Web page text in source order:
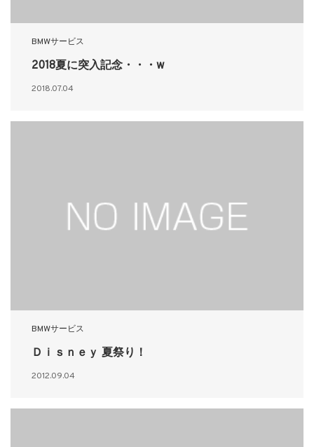
BMWサービス
2018夏に突入記念・・・w
2018.07.04
BMWサービス
Ｄｉｓｎｅｙ 夏祭り！
2012.09.04